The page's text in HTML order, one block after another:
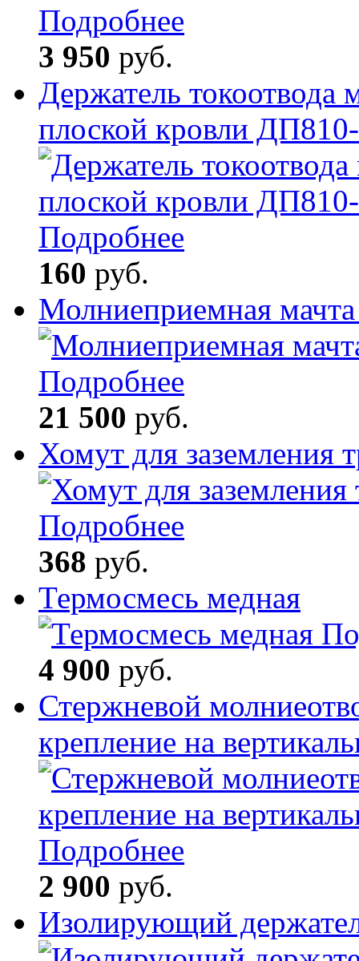
Подробнее
3 950 руб.
Держатель токоотвода
плоской кровли
Подробнее
160 руб.
Молниеприемная
Подробнее
21 500 руб.
Хомут для заземления
Подробнее
368 руб.
Термосмесь медная
4 900 руб.
Стержневой
крепление на
Подробнее
2 900 руб.
Изолирующий